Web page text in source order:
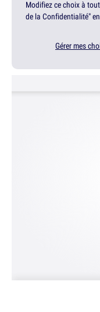
Modifiez ce choix à
de la Confidentialité"
Gérer mes